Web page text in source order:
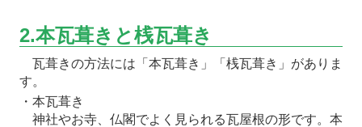
2.本瓦葺きと桟瓦葺き
瓦葺きの方法には「本瓦葺き」「桟瓦葺き」がありま
す。
・本瓦葺き
神社やお寺、仏閣でよく見られる瓦屋根の形です。本